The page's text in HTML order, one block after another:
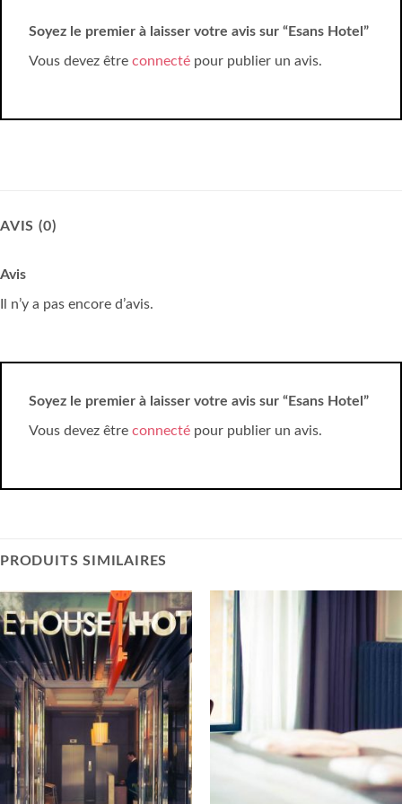
Soyez le premier à laisser votre avis sur “Esans Hotel”
Vous devez être connecté pour publier un avis.
AVIS (0)
Avis
Il n’y a pas encore d’avis.
Soyez le premier à laisser votre avis sur “Esans Hotel”
Vous devez être connecté pour publier un avis.
PRODUITS SIMILAIRES